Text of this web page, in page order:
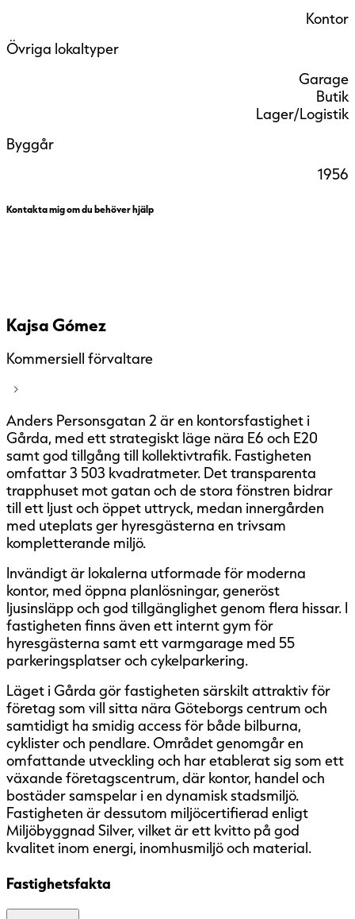
Kontor
Övriga lokaltyper
Garage
Butik
Lager/Logistik
Byggår
1956
Kontakta mig om du behöver hjälp
Kajsa Gómez
Kommersiell förvaltare
Anders Personsgatan 2 är en kontorsfastighet i
Gårda, med ett strategiskt läge nära E6 och E20
samt god tillgång till kollektivtrafik. Fastigheten
omfattar 3 503 kvadratmeter. Det transparenta
trapphuset mot gatan och de stora fönstren bidrar
till ett ljust och öppet uttryck, medan innergården
med uteplats ger hyresgästerna en trivsam
kompletterande miljö.
Invändigt är lokalerna utformade för moderna
kontor, med öppna planlösningar, generöst
ljusinsläpp och god tillgänglighet genom flera hissar. I
fastigheten finns även ett internt gym för
hyresgästerna samt ett varmgarage med 55
parkeringsplatser och cykelparkering.
Läget i Gårda gör fastigheten särskilt attraktiv för
företag som vill sitta nära Göteborgs centrum och
samtidigt ha smidig access för både bilburna,
cyklister och pendlare. Området genomgår en
omfattande utveckling och har etablerat sig som ett
växande företagscentrum, där kontor, handel och
bostäder samspelar i en dynamisk stadsmiljö.
Fastigheten är dessutom miljöcertifierad enligt
Miljöbyggnad Silver, vilket är ett kvitto på god
kvalitet inom energi, inomhusmiljö och material.
Fastighetsfakta